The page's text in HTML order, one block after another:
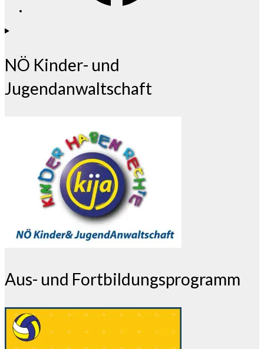
NÖ Kinder- und
Jugendanwaltschaft
Aus- und Fortbildungsprogramm